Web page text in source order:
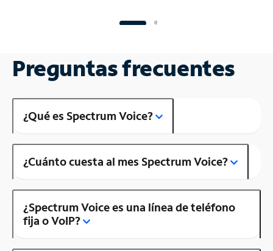
Preguntas frecuentes
¿Qué es Spectrum Voice?
¿Cuánto cuesta al mes Spectrum Voice?
¿Spectrum Voice es una línea de teléfono
fija o VoIP?